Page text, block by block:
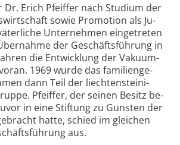
Dr. Erich Pfeif­fer nach Stu­dium der
sowie Pro­mo­tion als Ju­
Unter­neh­men einge­treten
der Ge­schäftsfüh­rung in
die Ent­wick­lung der Vaku­um­
1969 wurde das fami­lien­ge­
dann Teil der liech­ten­steini­
Pfeif­fer, der sei­nen Besitz be­
in eine Stif­tung zu Guns­ten der
hatte, schied im glei­chen
aus.